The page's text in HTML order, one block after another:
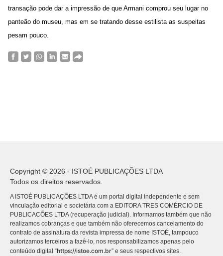
transação pode dar a impressão de que Armani comprou seu lugar no
panteão do museu, mas em se tratando desse estilista as suspeitas
pesam pouco.
Copyright © 2026 - ISTOÉ PUBLICAÇÕES LTDA
Todos os direitos reservados.
A ISTOÉ PUBLICAÇÕES LTDA é um portal digital independente e sem
vinculação editorial e societária com a EDITORA TRES COMÉRCIO DE
PUBLICACÕES LTDA (recuperação judicial). Informamos também que não
realizamos cobranças e que também não oferecemos cancelamento do
contrato de assinatura da revista impressa de nome ISTOÉ, tampouco
autorizamos terceiros a fazê-lo, nos responsabilizamos apenas pelo
conteúdo digital “https://istoe.com.br” e seus respectivos sites.